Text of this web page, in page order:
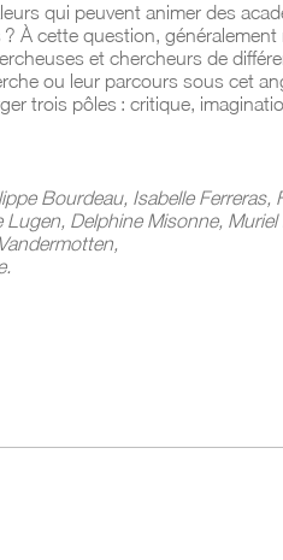
qui peuvent animer des
À cette question,
et chercheurs de
ou leur parcours sous cet
trois pôles : critique,
Bourdeau, Isabelle Ferreras,
Delphine Misonne,